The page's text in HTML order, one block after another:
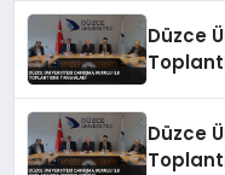
Düzce
Düzce